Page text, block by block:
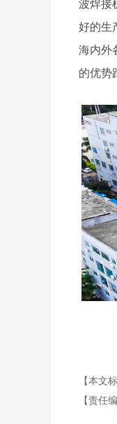
波焊接
好的生
海内外
的优势
【本文
【责任